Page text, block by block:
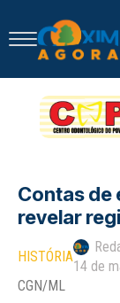
Contas de
revelar
HISTÓRIA
14 de
CGN/ML